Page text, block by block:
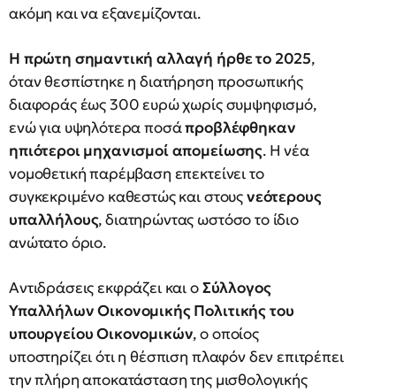
ακόμη και να εξανεμίζονται.
Η πρώτη σημαντική αλλαγή ήρθε το 2025,
όταν θεσπίστηκε η διατήρηση προσωπικής
διαφοράς έως 300 ευρώ χωρίς συμψηφισμό,
ενώ για υψηλότερα ποσάπροβλέφθηκαν
ηπιότεροι μηχανισμοί απομείωσης. Η νέα
νομοθετική παρέμβαση επεκτείνει το
συγκεκριμένο καθεστώς και στουςνεότερους
υπαλλήλους, διατηρώντας ωστόσο το ίδιο
ανώτατο όριο.
Αντιδράσεις εκφράζει και οΣύλλογος
Υπαλλήλων Οικονομικής Πολιτικής του
υπουργείου Οικονομικών, ο οποίος
υποστηρίζει ότι η θέσπιση πλαφόν δεν επιτρέπει
την πλήρη αποκατάσταση της μισθολογικής